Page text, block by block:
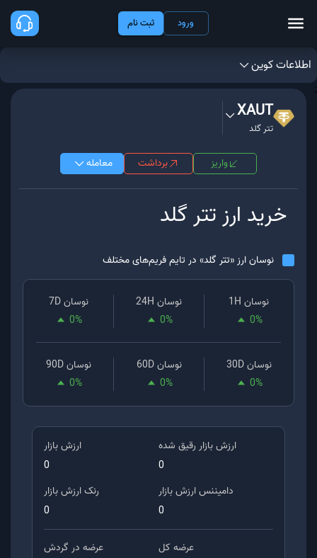
ورود ثبت نام
اطلاعات کوین
;
XAUT
تتر گلد
واریز برداشت معامله
خرید ارزتتر گلد
نوسان ارز «تتر گلد» در تایم فریم‌های مختلف
نوسان 1H
0%
نوسان 24H
0%
نوسان 7D
0%
نوسان 30D
0%
نوسان 60D
0%
نوسان 90D
0%
ارزش بازار
0
ارزش بازار رقیق شده
0
رنک ارزش بازار
0
دامیننس ارزش بازار
0
عرضه در گردش
عرضه کل